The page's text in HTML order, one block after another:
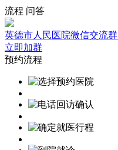
流程 问答
英德市人民医院微信交流群
立即加群
预约流程